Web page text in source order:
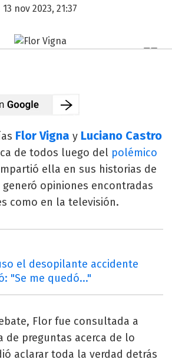
13 nov 2023, 21:37
Flor Vigna y Luciano Castro
de todos luego del polémico
ella en sus historias de
opiniones encontradas
como en la televisión.
el desopilante accidente
"Se me quedó..."
Flor fue consultada a
de preguntas acerca de lo
aclarar toda la verdad detrás